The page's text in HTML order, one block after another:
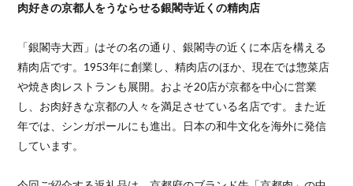
肉好きの京都人をうならせる銀閣寺近くの精肉店
「銀閣寺大西」はその名の通り、銀閣寺の近くに本店を構える
精肉店です。1953年に創業し、精肉店のほか、現在では惣菜店
や焼き肉レストランも展開。およそ20店が京都を中心に営業
し、お肉好きな京都の人々を満足させている名店です。また近
年では、シンガポールにも進出。日本の和牛文化を海外に発信
しています。